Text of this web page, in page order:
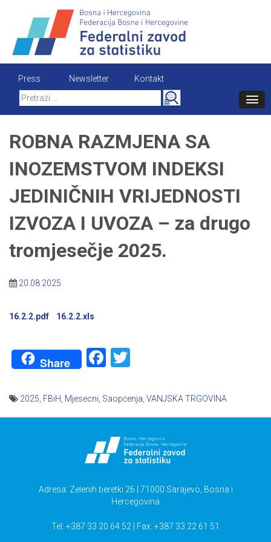
content
Press Newsletter
Kontakt
Search
for:
ROBNA RAZMJENA SA
INOZEMSTVOM INDEKSI
JEDINIČNIH VRIJEDNOSTI
IZVOZA I UVOZA – za drugo
tromjesečje 2025.
20.08.2025
16.2.2.pdf 16.2.2.xls
Share Facebook
2025 FBiH Mjesecni Saopćenja VANJSKA TRGOVINA
Adresa: Zelenih beretki 26 | 71000 Sarajevo, Bosna i
Hercegovina
Tel: +387 33 20 64 52 | Fax: +387 33 22 61 51